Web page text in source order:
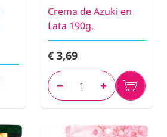
Crema de Azuki en
Lata 190g.
€ 3,69